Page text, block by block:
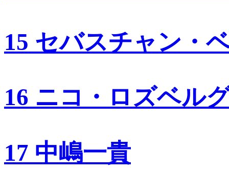
15 セバスチャン・
16 ニコ・ロズベル
17 中嶋一貴